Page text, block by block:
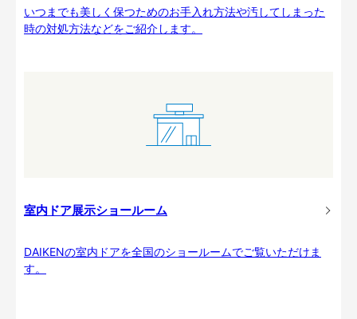
いつまでも美しく保つためのお手入れ方法や汚してしまった
時の対処方法などをご紹介します。
室内ドア展示ショールーム
DAIKENの室内ドアを全国のショールームでご覧いただけま
す。